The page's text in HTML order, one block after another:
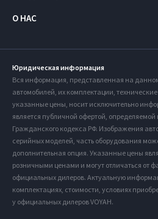
О НАС
Юридическая информация
Вся информация, представленная на
автомобилей, их комплектации,
указанные цены, носит исключительно
является публичной офертой,
Гражданского кодекса РФ. Изображения
серийных моделей, часть оборудования
дополнительная опция. Указанные цены
розничными ценами и могут отличаться от
официальных дилеров. Актуальную
комплектациях, стоимости, условиях
у официальных дилеров VOYAH.